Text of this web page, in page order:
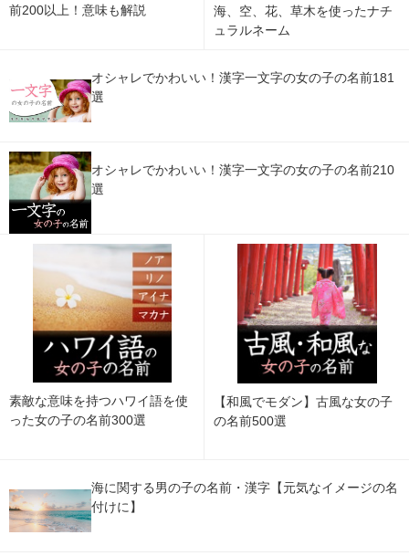
前200以上！意味も解説
海、空、花、草木を使ったナチ
ュラルネーム
オシャレでかわいい！漢字一文字の女の子の名前181
選
オシャレでかわいい！漢字一文字の女の子の名前210
選
素敵な意味を持つハワイ語を使
った女の子の名前300選
【和風でモダン】古風な女の子
の名前500選
海に関する男の子の名前・漢字【元気なイメージの名
付けに】